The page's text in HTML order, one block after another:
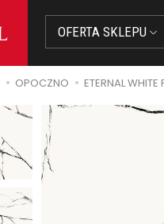
OFERTA SKLEPU
OPOCZNO ETERNAL